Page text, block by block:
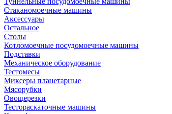
Стаканомоечные машины
Аксессуары
Остальное
Столы
Котломоечные посудомоечные машины
Подставки
Механическое оборудование
Тестомесы
Миксеры планетарные
Мясорубки
Овощерезки
Тестораскаточные машины